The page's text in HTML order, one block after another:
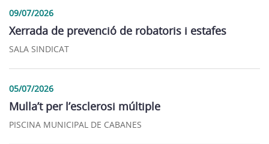
09/07/2026
Xerrada de prevenció de robatoris i estafes
SALA SINDICAT
05/07/2026
Mulla’t per l’esclerosi múltiple
PISCINA MUNICIPAL DE CABANES